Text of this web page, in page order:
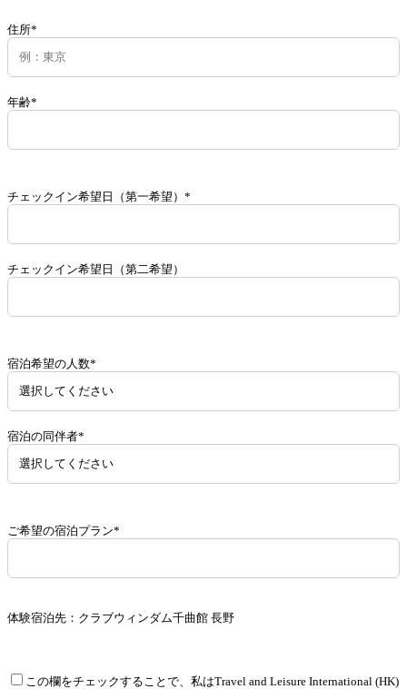
住所*
年齢*
チェックイン希望日（第一希望）*
チェックイン希望日（第二希望）
宿泊希望の人数*
宿泊の同伴者*
ご希望の宿泊プラン*
体験宿泊先：クラブウィンダム千曲館 長野
この欄をチェックすることで、私はTravel and Leisure International (HK)